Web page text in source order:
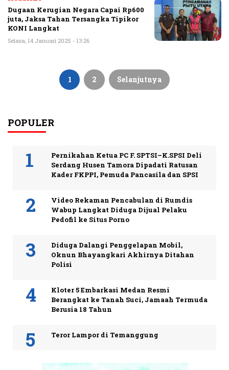
Dugaan Kerugian Negara Capai Rp600
juta, Jaksa Tahan Tersangka Tipikor
KONI Langkat
Selasa, 14 Januari 2025 - 13:26
Paginasi
1 2 Selanjutnya
POPULER
Pernikahan Ketua PC F. SPTSI–K.SPSI Deli
Serdang Husen Tamora Dipadati Ratusan
Kader FKPPI, Pemuda Pancasila dan SPSI
Video Rekaman Pencabulan di Rumdis
Wabup Langkat Diduga Dijual Pelaku
Pedofil ke Situs Porno
Diduga Dalangi Penggelapan Mobil,
Oknun Bhayangkari Akhirnya Ditahan
Polisi
Kloter 5 Embarkasi Medan Resmi
Berangkat ke Tanah Suci, Jamaah Termuda
Berusia 18 Tahun
Teror Lampor di Temanggung